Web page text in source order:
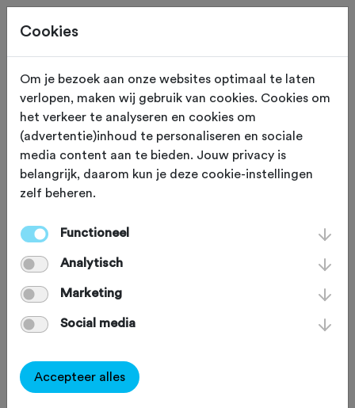
TRAINING Gewijzigd op 28 oktober 2024
Sluit je aan bij de club!
Wat maakt het fietsen bij een wieler-
of mountainbikevereniging zo
aantrekkelijk? We vroegen het aan
Berlinda Schreurs-Eggink uit Markelo.
"Er is altijd wel iemand die met je mee
de deur om te gaan.”
Cookies
Om je bezoek aan onze websites optimaal te laten
verlopen, maken wij gebruik van cookies. Cookies om
het verkeer te analyseren en cookies om
(advertentie)inhoud te personaliseren en sociale
media content aan te bieden. Jouw privacy is
belangrijk, daarom kun je deze cookie-instellingen
zelf beheren.
Functioneel
Analytisch
Marketing
Social media
Accepteer alles